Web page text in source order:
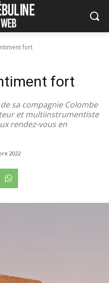
fort
fort
sa compagnie Colombe
et multiinstrumentiste
rendez-vous en
2022